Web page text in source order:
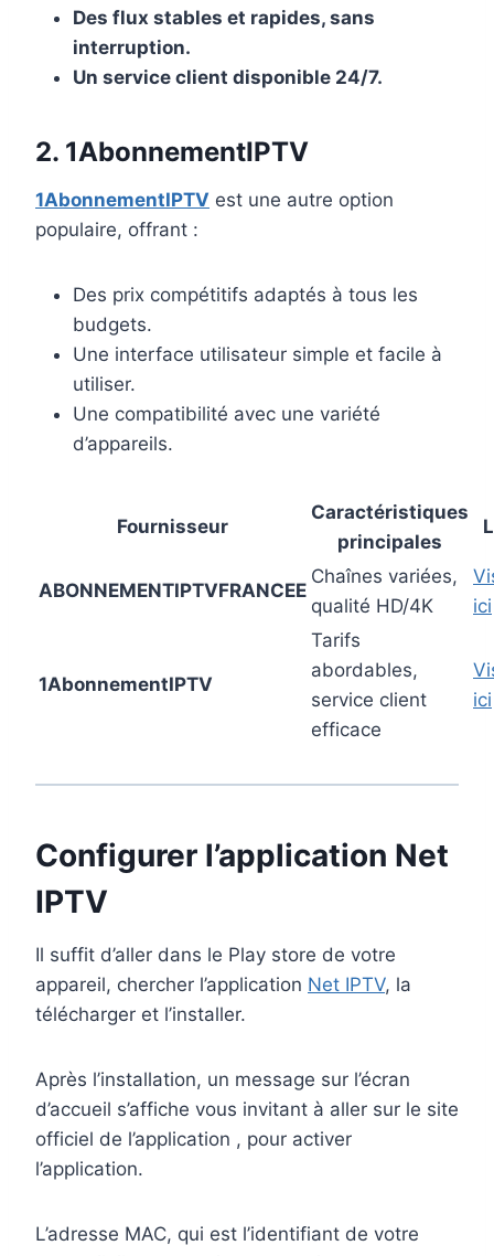
Des flux stables et rapides, sans
interruption.
Un service client disponible 24/7.
2. 1AbonnementIPTV
1AbonnementIPTV est une autre option
populaire, offrant :
Des prix compétitifs adaptés à tous les
budgets.
Une interface utilisateur simple et facile à
utiliser.
Une compatibilité avec une variété
d’appareils.
Fournisseur
Caractéristiques
principales
ABONNEMENTIPTVFRANCEE
Chaînes variées,
qualité HD/4K
ici
1AbonnementIPTV
Tarifs
abordables,
service client
efficace
ici
Configurer l’application Net
IPTV
Il suffit d’aller dans le Play store de votre
appareil, chercher l’application Net IPTV, la
télécharger et l’installer.
Après l’installation, un message sur l’écran
d’accueil s’affiche vous invitant à aller sur le site
officiel de l’application , pour activer
l’application.
L’adresse MAC, qui est l’identifiant de votre